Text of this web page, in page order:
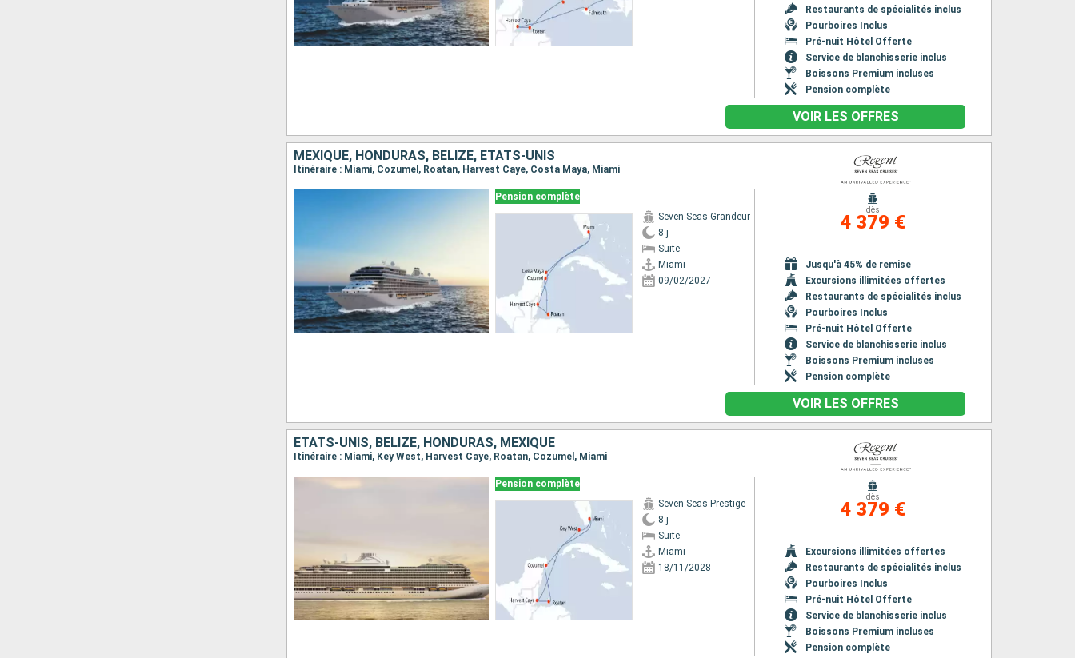
Restaurants de spécialités inclus
Pourboires Inclus
Pré-nuit Hôtel Offerte
Service de blanchisserie inclus
Boissons Premium incluses
Pension complète
VOIR LES OFFRES
MEXIQUE, HONDURAS, BELIZE, ÉTATS-UNIS
Itinéraire : Miami, Cozumel, Roatan, Harvest Caye, Costa Maya, Miami
Pension complète
Seven Seas Grandeur
8 j
Suite
Miami
09/02/2027
dès
4 379 €
Jusqu'à 45% de remise
Excursions illimitées offertes
Restaurants de spécialités inclus
Pourboires Inclus
Pré-nuit Hôtel Offerte
Service de blanchisserie inclus
Boissons Premium incluses
Pension complète
VOIR LES OFFRES
ÉTATS-UNIS, BELIZE, HONDURAS, MEXIQUE
Itinéraire : Miami, Key West, Harvest Caye, Roatan, Cozumel, Miami
Pension complète
Seven Seas Prestige
8 j
Suite
Miami
18/11/2028
dès
4 379 €
Excursions illimitées offertes
Restaurants de spécialités inclus
Pourboires Inclus
Pré-nuit Hôtel Offerte
Service de blanchisserie inclus
Boissons Premium incluses
Pension complète